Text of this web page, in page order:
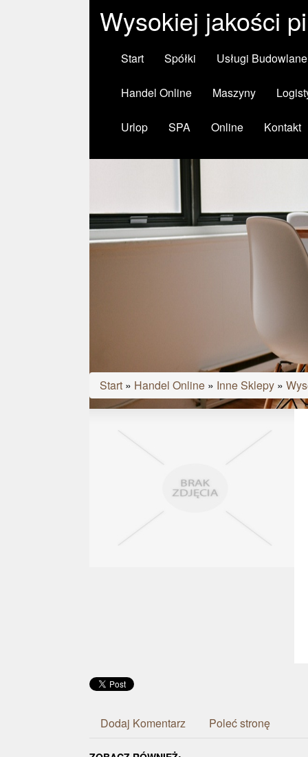
Wysokiej jakości
Start Spółki Usługi Budowlane
Handel Online Maszyny
Urlop SPA Online Kontakt
Start » Handel Online » Inne Sklepy »
Dodaj Komentarz Poleć stronę